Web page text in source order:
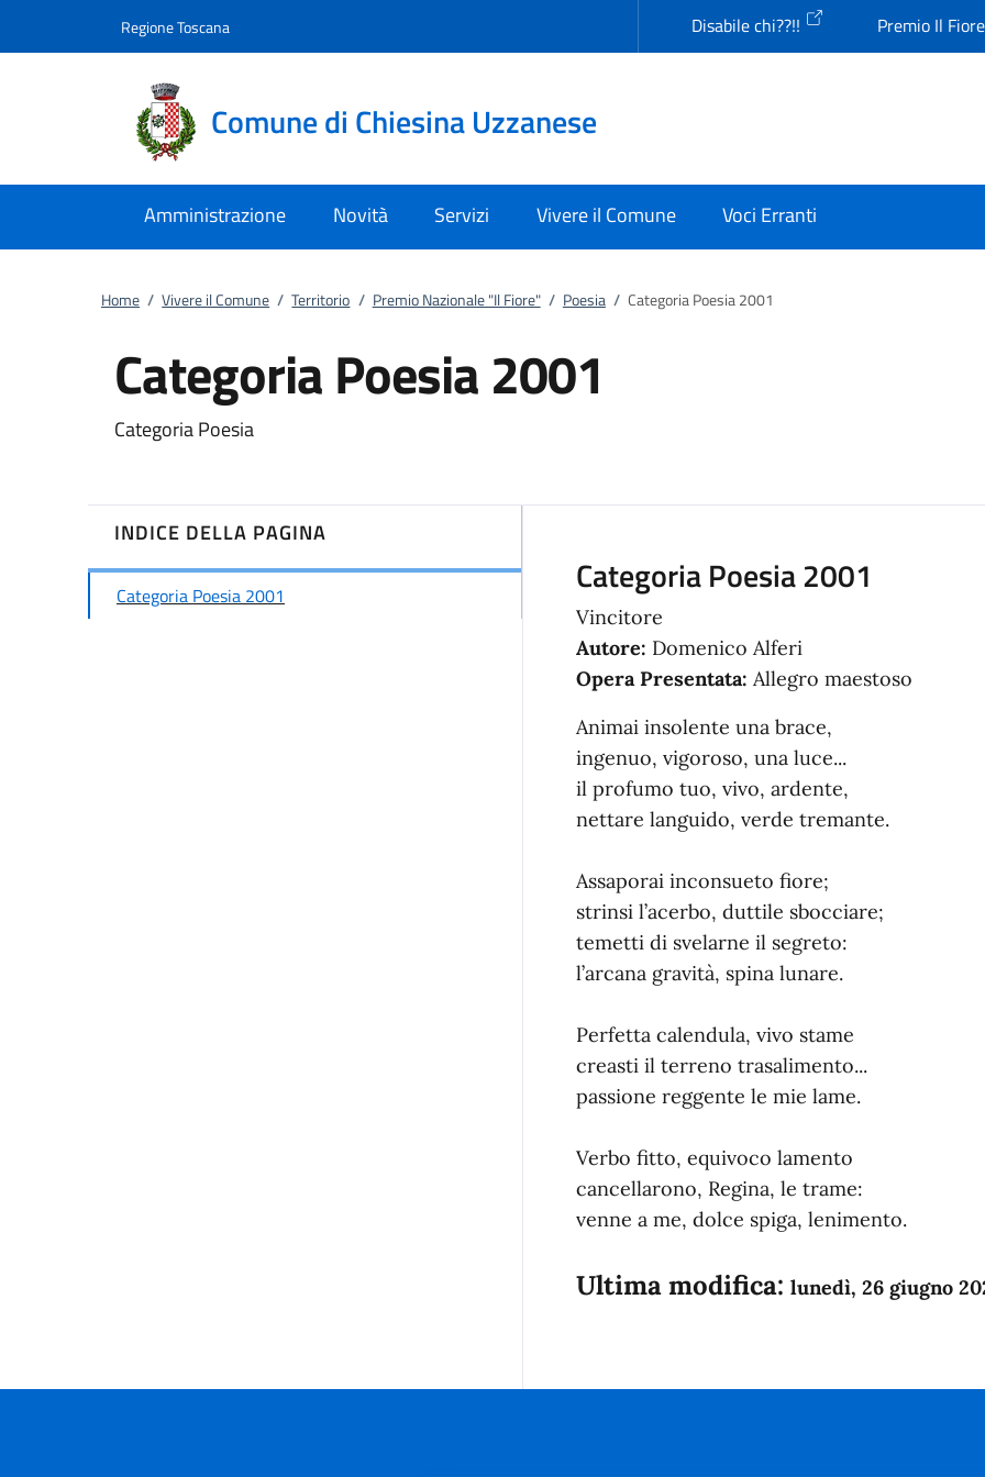
Regione Toscana Disabile chi??!! Premio Il
Comune di Chiesina Uzzanese
Amministrazione Novità Servizi Vivere il Comune Voci Erranti
Home / Vivere il Comune / Territorio / Premio Nazionale "Il Fiore" / Poesia / Categoria Poesia 2001
Categoria Poesia 2001
Categoria Poesia
INDICE DELLA PAGINA
Categoria Poesia 2001 Categoria Poesia 2001
Vincitore
Autore: Domenico Alferi
Opera Presentata: Allegro maestoso
Animai insolente una brace,
ingenuo, vigoroso, una luce...
il profumo tuo, vivo, ardente,
nettare languido, verde tremante.
Assaporai inconsueto fiore;
strinsi l’acerbo, duttile sbocciare;
temetti di svelarne il segreto:
l’arcana gravità, spina lunare.
Perfetta calendula, vivo stame
creasti il terreno trasalimento...
passione reggente le mie lame.
Verbo fitto, equivoco lamento
cancellarono, Regina, le trame:
venne a me, dolce spiga, lenimento.
Ultima modifica: lunedì, 26 giugno